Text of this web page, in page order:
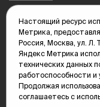
Главный редактор:
kika@vsluh.ru
По вопросам рекламы:
kotovaev@sibinformburo.ru
mim@vsluh.ru
Настоящий ресурс
Метрика,
Россия, Москва, ул. Л.
Яндекс Метрика
технических данных
работоспособности и
Продолжая
соглашаетесь с